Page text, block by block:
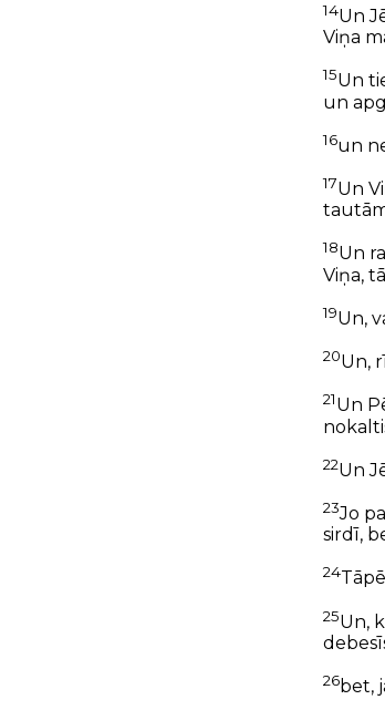
14Un
Viņa
15Un
un
16un
17Un
18Un
Viņa,
19Un,
20Un,
21Un
22Un
23Jo
sirdī,
24
25Un,
26bet,